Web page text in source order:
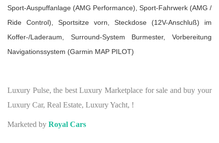
Sport-Auspuffanlage (AMG Performance), Sport-Fahrwerk (AMG /
Ride Control), Sportsitze vorn, Steckdose (12V-Anschluß) im
Koffer-/Laderaum, Surround-System Burmester, Vorbereitung
Navigationssystem (Garmin MAP PILOT)
Luxury Pulse, the best Luxury Marketplace for sale and buy your
Luxury Car, Real Estate, Luxury Yacht, !
Marketed by Royal Cars